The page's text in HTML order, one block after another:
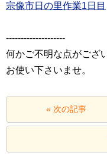
宗像市日の里作業1日目
‐‐‐‐‐‐‐‐‐‐‐‐‐‐‐‐‐‐‐‐
何かご不明な点がござ
お使い下さいませ。
« 次の記事